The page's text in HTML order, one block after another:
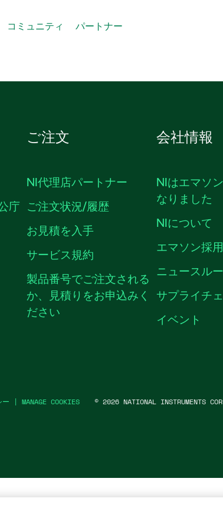
コミュニティ パートナー
庁
ご注文
NI代理店パートナー
ご注文状況/履歴
お見積を入手
サービス規約
製品番号でご注文される
か、見積りをお申込みく
ださい
会社情報
NIはエマソ
なりました
NIについて
エマソン採
ニュースル
サプライチ
イベント
ー | MANAGE COOKIES © 2026 NATIONAL INSTRUMENTS